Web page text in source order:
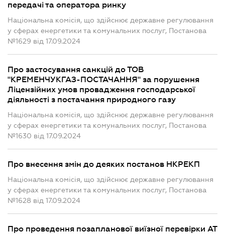
передачі та оператора ринку
Національна комісія, що здійснює державне регулювання
у сферах енергетики та комунальних послуг, Постанова
№1629 від 17.09.2024
Про застосування санкцій до ТОВ
"КРЕМЕНЧУКГАЗ-ПОСТАЧАННЯ" за порушення
Ліцензійних умов провадження господарської
діяльності з постачання природного газу
Національна комісія, що здійснює державне регулювання
у сферах енергетики та комунальних послуг, Постанова
№1630 від 17.09.2024
Про внесення змін до деяких постанов НКРЕКП
Національна комісія, що здійснює державне регулювання
у сферах енергетики та комунальних послуг, Постанова
№1628 від 17.09.2024
Про проведення позапланової виїзної перевірки АТ